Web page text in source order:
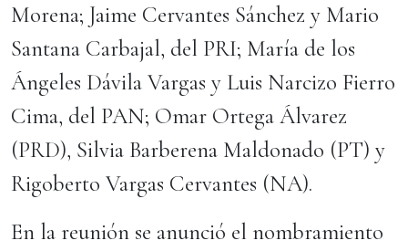
Morena; Jaime Cervantes Sánchez y Mario
Santana Carbajal, del PRI; María de los
Ángeles Dávila Vargas y Luis Narcizo Fierro
Cima, del PAN; Omar Ortega Álvarez
(PRD), Silvia Barberena Maldonado (PT) y
Rigoberto Vargas Cervantes (NA).
En la reunión se anunció el nombramiento